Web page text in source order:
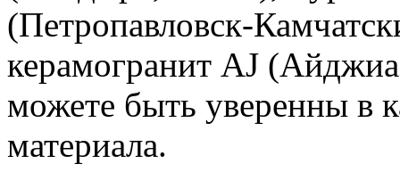
(Петропавловск-
керамогранит AJ
можете быть уверенны в
материала.